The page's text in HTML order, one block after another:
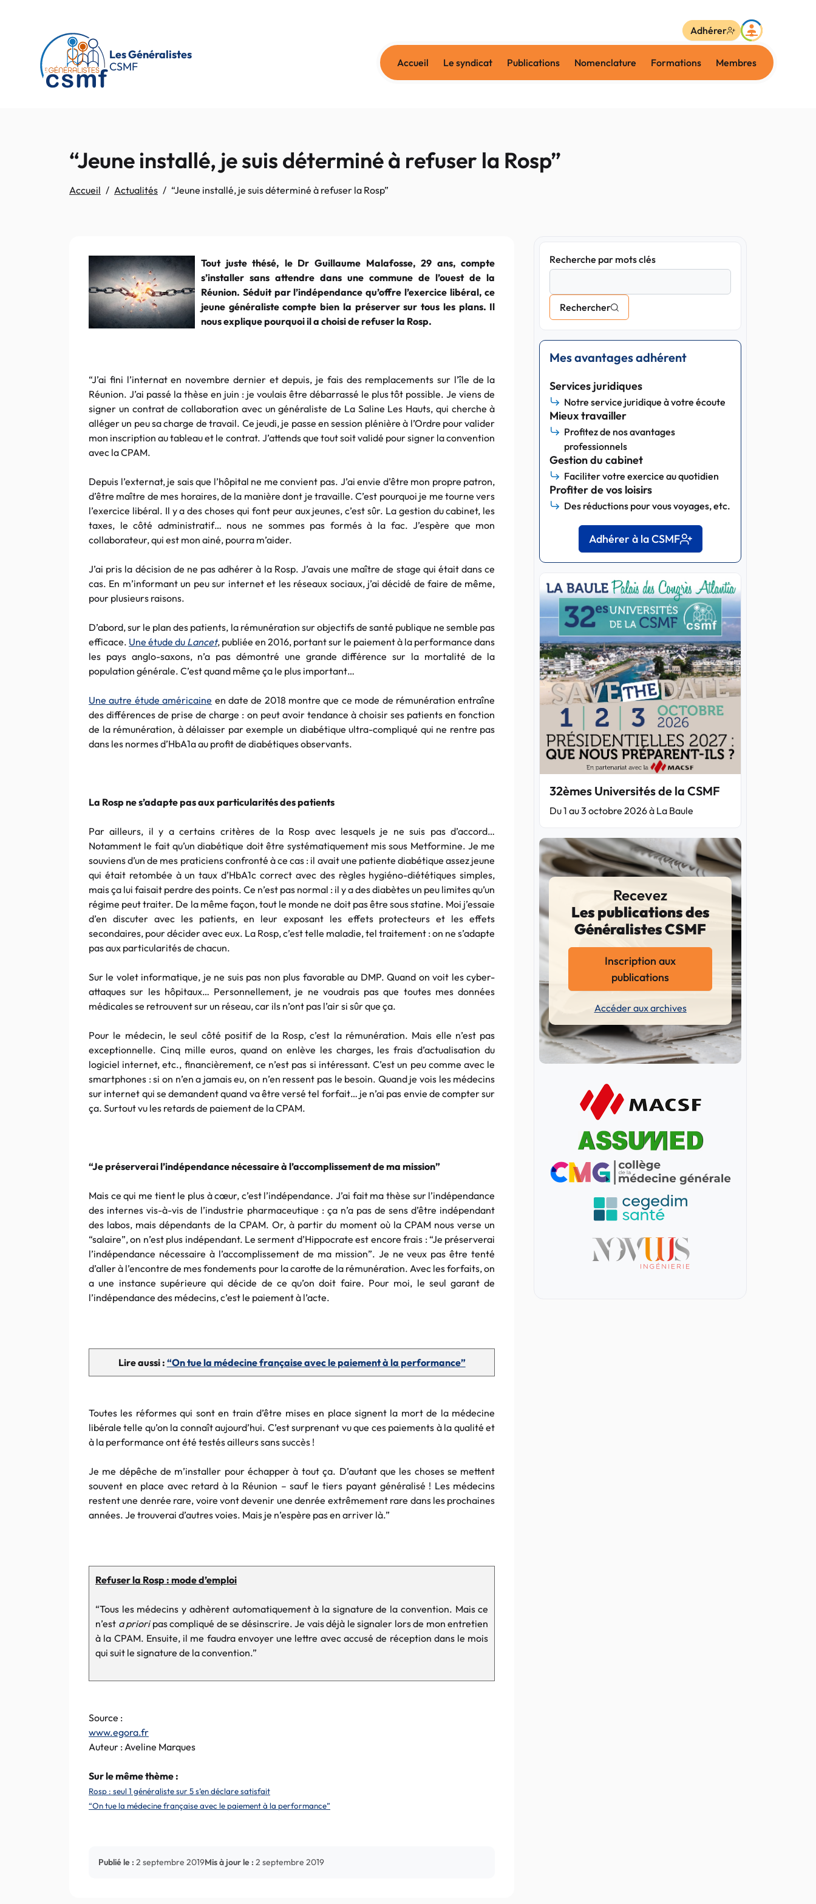
Les Généralistes
CSMF
Accueil Le syndicat Publications Nomenclature Formations Membres
Adhérer
“Jeune installé, je suis déterminé à refuser la Rosp”
Accueil Actualités “Jeune installé, je suis déterminé à refuser la Rosp”
Tout juste thésé, le Dr Guillaume Malafosse, 29 ans, compte
s’installer sans attendre dans une commune de l’ouest de la
Réunion. Séduit par l’indépendance qu’offre l’exercice libéral, ce
jeune généraliste compte bien la préserver sur tous les plans. Il
nous explique pourquoi il a choisi de refuser la Rosp.
“J’ai fini l’internat en novembre dernier et depuis, je fais des remplacements sur l’île de la
Réunion. J’ai passé la thèse en juin : je voulais être débarrassé le plus tôt possible. Je viens de
signer un contrat de collaboration avec un généraliste de La Saline Les Hauts, qui cherche à
alléger un peu sa charge de travail. Ce jeudi, je passe en session plénière à l’Ordre pour valider
mon inscription au tableau et le contrat. J’attends que tout soit validé pour signer la convention
avec la CPAM.
Depuis l’externat, je sais que l’hôpital ne me convient pas. J’ai envie d’être mon propre patron,
d’être maître de mes horaires, de la manière dont je travaille. C’est pourquoi je me tourne vers
l’exercice libéral. Il y a des choses qui font peur aux jeunes, c’est sûr. La gestion du cabinet, les
taxes, le côté administratif… nous ne sommes pas formés à la fac. J’espère que mon
collaborateur, qui est mon ainé, pourra m’aider.
J’ai pris la décision de ne pas adhérer à la Rosp. J’avais une maître de stage qui était dans ce
cas. En m’informant un peu sur internet et les réseaux sociaux, j’ai décidé de faire de même,
pour plusieurs raisons.
D’abord, sur le plan des patients, la rémunération sur objectifs de santé publique ne semble pas
efficace. Une étude du Lancet, publiée en 2016, portant sur le paiement à la performance dans
les pays anglo-saxons, n’a pas démontré une grande différence sur la mortalité de la
population générale. C’est quand même ça le plus important…
Une autre étude américaine en date de 2018 montre que ce mode de rémunération entraîne
des différences de prise de charge : on peut avoir tendance à choisir ses patients en fonction
de la rémunération, à délaisser par exemple un diabétique ultra-compliqué qui ne rentre pas
dans les normes d’HbA1a au profit de diabétiques observants.
La Rosp ne s’adapte pas aux particularités des patients
Par ailleurs, il y a certains critères de la Rosp avec lesquels je ne suis pas d’accord…
Notamment le fait qu’un diabétique doit être systématiquement mis sous Metformine. Je me
souviens d’un de mes praticiens confronté à ce cas : il avait une patiente diabétique assez jeune
qui était retombée à un taux d’HbA1c correct avec des règles hygiéno-diététiques simples,
mais ça lui faisait perdre des points. Ce n’est pas normal : il y a des diabètes un peu limites qu’un
régime peut traiter. De la même façon, tout le monde ne doit pas être sous statine. Moi j’essaie
d’en discuter avec les patients, en leur exposant les effets protecteurs et les effets
secondaires, pour décider avec eux. La Rosp, c’est telle maladie, tel traitement : on ne s’adapte
pas aux particularités de chacun.
Sur le volet informatique, je ne suis pas non plus favorable au DMP. Quand on voit les cyber-
attaques sur les hôpitaux… Personnellement, je ne voudrais pas que toutes mes données
médicales se retrouvent sur un réseau, car ils n’ont pas l’air si sûr que ça.
Pour le médecin, le seul côté positif de la Rosp, c’est la rémunération. Mais elle n’est pas
exceptionnelle. Cinq mille euros, quand on enlève les charges, les frais d’actualisation du
logiciel internet, etc., financièrement, ce n’est pas si intéressant. C’est un peu comme avec le
smartphones : si on n’en a jamais eu, on n’en ressent pas le besoin. Quand je vois les médecins
sur internet qui se demandent quand va être versé tel forfait… je n’ai pas envie de compter sur
ça. Surtout vu les retards de paiement de la CPAM.
“Je préserverai l’indépendance nécessaire à l’accomplissement de ma mission”
Mais ce qui me tient le plus à cœur, c’est l’indépendance. J’ai fait ma thèse sur l’indépendance
des internes vis-à-vis de l’industrie pharmaceutique : ça n’a pas de sens d’être indépendant
des labos, mais dépendants de la CPAM. Or, à partir du moment où la CPAM nous verse un
“salaire”, on n’est plus indépendant. Le serment d’Hippocrate est encore frais : “Je préserverai
l’indépendance nécessaire à l’accomplissement de ma mission”. Je ne veux pas être tenté
d’aller à l’encontre de mes fondements pour la carotte de la rémunération. Avec les forfaits, on
a une instance supérieure qui décide de ce qu’on doit faire. Pour moi, le seul garant de
l’indépendance des médecins, c’est le paiement à l’acte.
Lire aussi : “On tue la médecine française avec le paiement à la performance”
Toutes les réformes qui sont en train d’être mises en place signent la mort de la médecine
libérale telle qu’on la connaît aujourd’hui. C’est surprenant vu que ces paiements à la qualité et
à la performance ont été testés ailleurs sans succès !
Je me dépêche de m’installer pour échapper à tout ça. D’autant que les choses se mettent
souvent en place avec retard à la Réunion – sauf le tiers payant généralisé ! Les médecins
restent une denrée rare, voire vont devenir une denrée extrêmement rare dans les prochaines
années. Je trouverai d’autres voies. Mais je n’espère pas en arriver là.”
Refuser la Rosp : mode d’emploi
“Tous les médecins y adhèrent automatiquement à la signature de la convention. Mais ce
n’est a prioripas compliqué de se désinscrire. Je vais déjà le signaler lors de mon entretien
à la CPAM. Ensuite, il me faudra envoyer une lettre avec accusé de réception dans le mois
qui suit le signature de la convention.”
Source :
www.egora.fr
Auteur : Aveline Marques
Sur le même thème :
Rosp : seul 1 généraliste sur 5 s’en déclare satisfait
“On tue la médecine française avec le paiement à la performance”
Publié le : 2 septembre 2019Mis à jour le : 2 septembre 2019
Recherche par mots clés
Rechercher
Mes avantages adhérent
Services juridiques
Notre service juridique à votre écoute
Mieux travailler
Profitez de nos avantages
professionnels
Gestion du cabinet
Faciliter votre exercice au quotidien
Profiter de vos loisirs
Des réductions pour vous voyages, etc.
Adhérer à la CSMF
32èmes Universités de la CSMF
Du 1 au 3 octobre 2026 à La Baule
Recevez
Les publications des
Généralistes CSMF
Inscription aux
publications
Accéder aux archives